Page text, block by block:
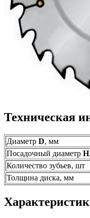
Техническая
Диаметр D, мм
Посадочный диаметр H
Количество зубьев, шт
Толщина диска, мм